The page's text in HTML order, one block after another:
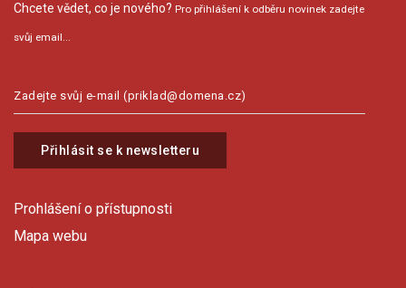
Chcete vědet, co je nového? Pro přihlášení k odběru novinek zadejte
svůj email...
Přihlásit se k newsletteru
Prohlášení o přístupnosti
Mapa webu